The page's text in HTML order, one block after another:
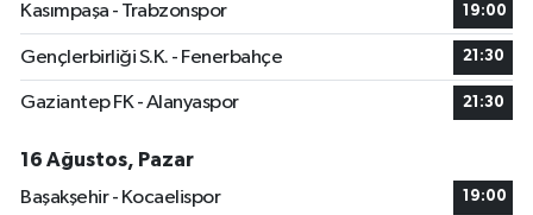
Kasımpaşa - Trabzonspor 19:00
Gençlerbirliği S.K. - Fenerbahçe 21:30
Gaziantep FK - Alanyaspor 21:30
16 Ağustos, Pazar
Başakşehir - Kocaelispor
19:00